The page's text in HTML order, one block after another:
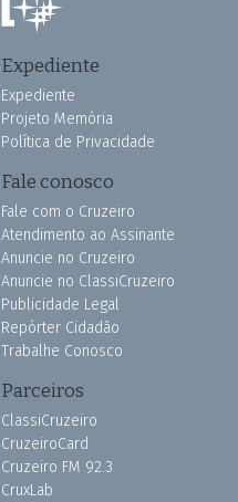
Expediente
Expediente
Projeto Memória
Política de Privacidade
Fale conosco
Fale com o Cruzeiro
Atendimento ao Assinante
Anuncie no Cruzeiro
Anuncie no ClassiCruzeiro
Publicidade Legal
Repórter Cidadão
Trabalhe Conosco
Parceiros
ClassiCruzeiro
CruzeiroCard
Cruzeiro FM 92.3
CruxLab